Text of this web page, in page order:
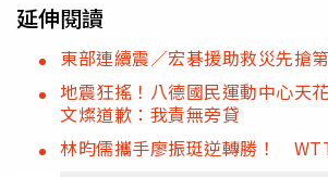
延伸閱讀
東部連續震／宏碁援助救災先
地震狂搖！八德國民運動中心天
文燦道歉：我責無旁貸
林昀儒攜手廖振珽逆轉勝！